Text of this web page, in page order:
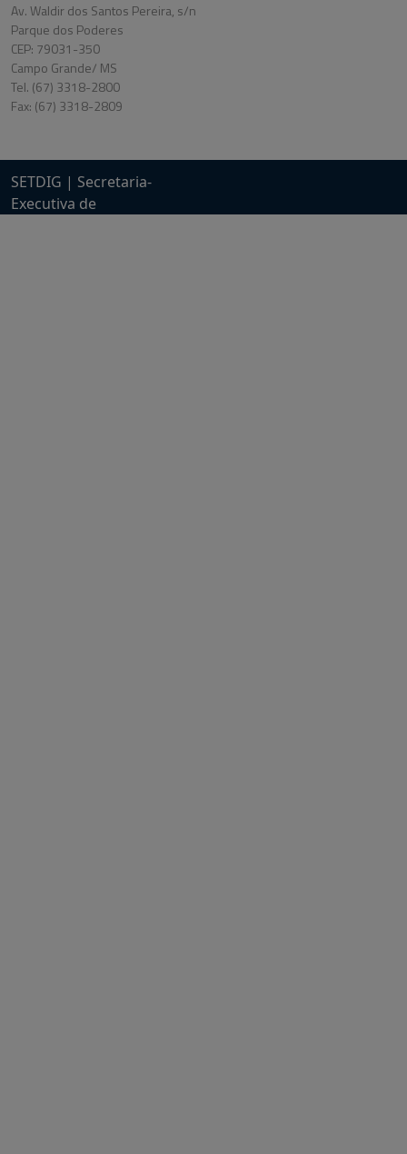
Av. Waldir dos Santos Pereira, s/n
Parque dos Poderes
CEP: 79031-350
Campo Grande/ MS
Tel. (67) 3318-2800
Fax: (67) 3318-2809
SETDIG | Secretaria-
Executiva de